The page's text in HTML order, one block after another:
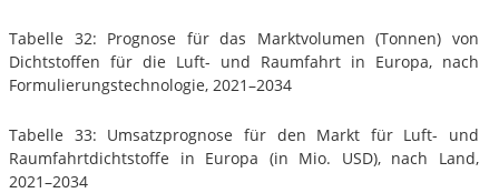
Tabelle 32: Prognose für das Marktvolumen (Tonnen) von
Dichtstoffen für die Luft- und Raumfahrt in Europa, nach
Formulierungstechnologie, 2021–2034
Tabelle 33: Umsatzprognose für den Markt für Luft- und
Raumfahrtdichtstoffe in Europa (in Mio. USD), nach Land,
2021–2034